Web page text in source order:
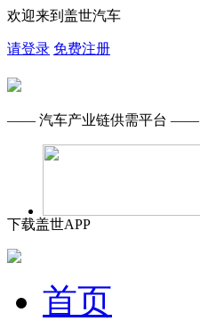
欢迎来到盖世汽车
请登录 免费注册
—— 汽车产业链供需平台 ——
下载盖世APP
首页